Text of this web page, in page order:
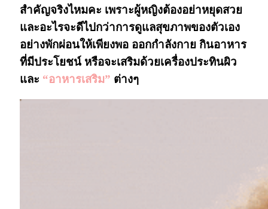
สำคัญจริงไหมคะ เพราะผู้หญิงต้องอย่าหยุดสวย
และอะไรจะดีไปกว่าการดูแลสุขภาพของตัวเอง
อย่างพักผ่อนให้เพียงพอ ออกกำลังกาย กินอาหาร
ที่มีประโยชน์ หรือจะเสริมด้วยเครื่องประทินผิว
และ “อาหารเสริม” ต่างๆ